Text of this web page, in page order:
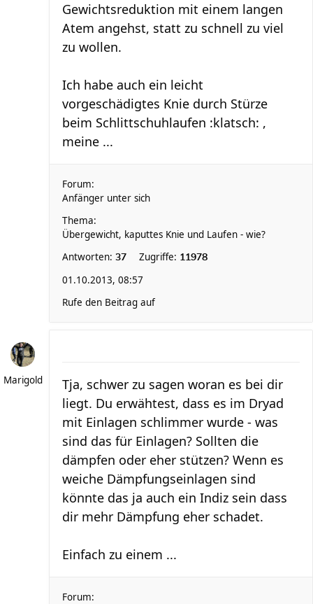
Gewichtsreduktion mit einem langen
Atem angehst, statt zu schnell zu viel
zu wollen.
Ich habe auch ein leicht
vorgeschädigtes Knie durch Stürze
beim Schlittschuhlaufen :klatsch: ,
meine ...
Forum:
Anfänger unter sich
Thema:
Übergewicht, kaputtes Knie und Laufen - wie?
Antworten: 37 Zugriffe: 11978
01.10.2013, 08:57
Rufe den Beitrag auf
Marigold
Tja, schwer zu sagen woran es bei dir
liegt. Du erwähtest, dass es im Dryad
mit Einlagen schlimmer wurde - was
sind das für Einlagen? Sollten die
dämpfen oder eher stützen? Wenn es
weiche Dämpfungseinlagen sind
könnte das ja auch ein Indiz sein dass
dir mehr Dämpfung eher schadet.
Einfach zu einem ...
Forum: